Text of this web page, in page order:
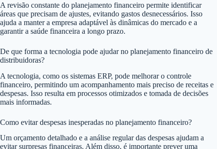
A revisão constante do planejamento financeiro permite identificar
áreas que precisam de ajustes, evitando gastos desnecessários. Isso
ajuda a manter a empresa adaptável às dinâmicas do mercado e a
garantir a saúde financeira a longo prazo.
De que forma a tecnologia pode ajudar no planejamento financeiro de
distribuidoras?
A tecnologia, como os sistemas ERP, pode melhorar o controle
financeiro, permitindo um acompanhamento mais preciso de receitas e
despesas. Isso resulta em processos otimizados e tomada de decisões
mais informadas.
Como evitar despesas inesperadas no planejamento financeiro?
Um orçamento detalhado e a análise regular das despesas ajudam a
evitar surpresas financeiras. Além disso, é importante prever uma